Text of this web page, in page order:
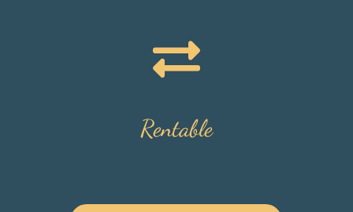

Rentable